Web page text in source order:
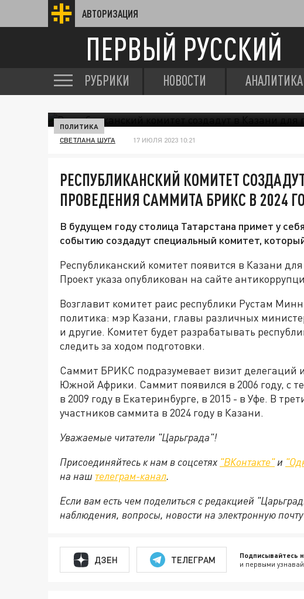
АВТОРИЗАЦИЯ
ПЕРВЫЙ РУССКИЙ
РУБРИКИ НОВОСТИ АНАЛИТИКА
ПОЛИТИКА
СВЕТЛАНА ШУГА 17 ИЮЛЯ 2023 10:21
РЕСПУБЛИКАНСКИЙ КОМИТЕТ
ПРОВЕДЕНИЯ САММИТА БРИКС В 2024
В будущем году столица Татарстана примет у
событию создадут специальный комитет,
Республиканский комитет появится в Казани
Проект указа опубликован на сайте
Возглавит комитет раис республики Рустам
политика: мэр Казани, главы различных
и другие. Комитет будет разрабатывать
следить за ходом подготовки.
Саммит БРИКС подразумевает визит делегаций
Южной Африки. Саммит появился в 2006 году, с
в 2009 году в Екатеринбурге, в 2015 - в Уфе. В
участников саммита в 2024 году в Казани.
Уважаемые читатели "Царьграда"!
Присоединяйтесь к нам в соцсетях "ВКонтакте"и
на наш телеграм-канал.
Если вам есть чем поделиться с редакцией
наблюдения, вопросы, новости на электронную почту
ДЗЕН ТЕЛЕГРАМ Подписывайтесь
и первыми